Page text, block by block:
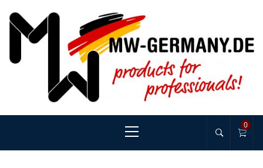
content
MW-GERMANY
products for professionals!
Menu
0